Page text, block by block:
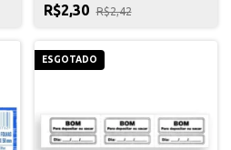
R$2,30 R$2,42
ESGOTADO